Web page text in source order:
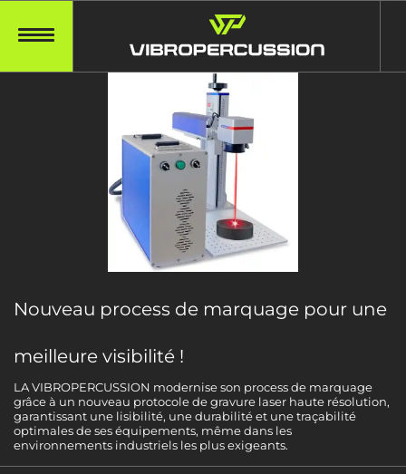
Nouveau process de marquage pour une
meilleure visibilité !
LA VIBROPERCUSSION modernise son process de marquage
grâce à un nouveau protocole de gravure laser haute résolution,
garantissant une lisibilité, une durabilité et une traçabilité
optimales de ses équipements, même dans les
environnements industriels les plus exigeants.